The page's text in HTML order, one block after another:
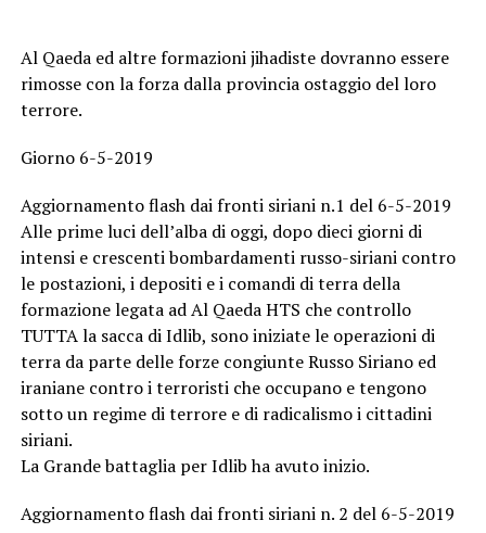
Al Qaeda ed altre formazioni jihadiste dovranno essere
rimosse con la forza dalla provincia ostaggio del loro
terrore.
Giorno 6-5-2019
Aggiornamento flash dai fronti siriani n.1 del 6-5-2019
Alle prime luci dell’alba di oggi, dopo dieci giorni di
intensi e crescenti bombardamenti russo-siriani contro
le postazioni, i depositi e i comandi di terra della
formazione legata ad Al Qaeda HTS che controllo
TUTTA la sacca di Idlib, sono iniziate le operazioni di
terra da parte delle forze congiunte Russo Siriano ed
iraniane contro i terroristi che occupano e tengono
sotto un regime di terrore e di radicalismo i cittadini
siriani.
La Grande battaglia per Idlib ha avuto inizio.
Aggiornamento flash dai fronti siriani n. 2 del 6-5-2019